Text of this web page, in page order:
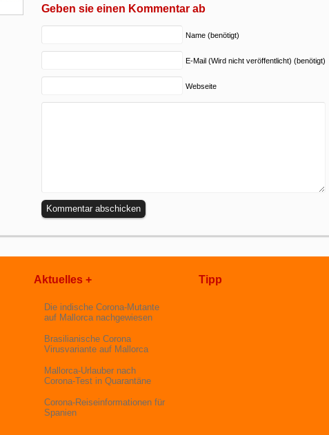
Geben sie einen Kommentar ab
Name (benötigt)
E-Mail (Wird nicht veröffentlicht) (benötigt)
Webseite
Aktuelles +
Die indische Corona-Mutante
auf Mallorca nachgewiesen
Brasilianische Corona
Virusvariante auf Mallorca
Mallorca-Urlauber nach
Corona-Test in Quarantäne
Corona-Reiseinformationen für
Spanien
Tipp